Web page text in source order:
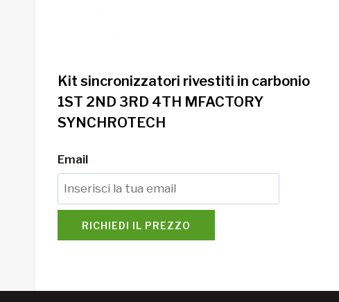
Kit sincronizzatori rivestiti in carbonio
1ST 2ND 3RD 4TH MFACTORY
SYNCHROTECH
Email
RICHIEDI IL PREZZO